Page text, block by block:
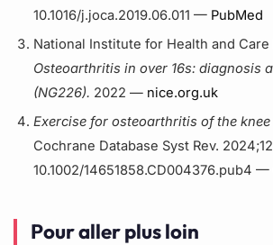
10.1016/j.joca.2019.06.011 — PubMed
National Institute for Health and Care
Osteoarthritis in over 16s: diagnosis
(NG226). 2022 — nice.org.uk
Exercise for osteoarthritis of the knee
Cochrane Database Syst Rev.
10.1002/14651858.CD004376.pub4 —
Pour aller plus loin